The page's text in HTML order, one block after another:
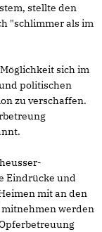
stellte den
"schlimmer als im
sich im
politischen
zu verschaffen.
Eindrücke und
mit an den
mitnehmen werden